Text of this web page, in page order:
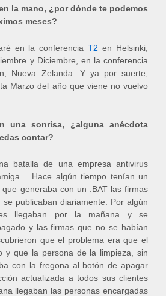
la mano, ¿por dónde te podemos
meses?
en la conferencia T2 en Helsinki,
y Diciembre, en la conferencia
Nueva Zelanda. Y ya por suerte,
Marzo del año que viene no vuelvo
una sonrisa, ¿alguna anécdota
contar?
batalla de una empresa antivirus
Hace algún tiempo tenían un
generaba con un .BAT las firmas
publicaban diariamente. Por algún
llegaban por la mañana y se
y las firmas que no se habían
que el problema era que el
y que la persona de la limpieza, sin
con la fregona al botón de apagar
actualizada a todos sus clientes
llegaban las personas encargadas